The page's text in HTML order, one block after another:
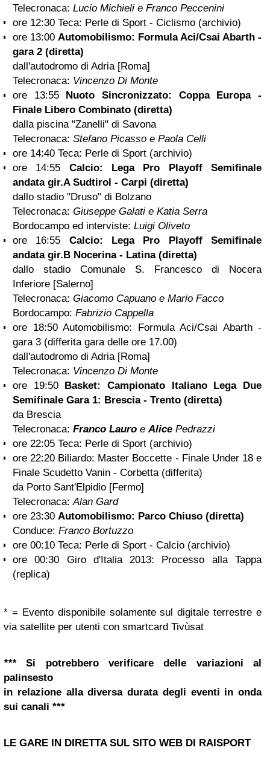
Telecronaca: Lucio Michieli e Franco Peccenini
ore 12:30 Teca: Perle di Sport - Ciclismo (archivio)
ore 13:00 Automobilismo: Formula Aci/Csai Abarth -
gara 2 (diretta)
dall'autodromo di Adria [Roma]
Telecronaca: Vincenzo Di Monte
ore 13:55 Nuoto Sincronizzato: Coppa Europa -
Finale Libero Combinato (diretta)
dalla piscina "Zanelli" di Savona
Telecronaca: Stefano Picasso e Paola Celli
ore 14:40 Teca: Perle di Sport (archivio)
ore 14:55 Calcio: Lega Pro Playoff Semifinale
andata gir.A Sudtirol - Carpi (diretta)
dallo stadio "Druso" di Bolzano
Telecronaca: Giuseppe Galati e Katia Serra
Bordocampo ed interviste: Luigi Oliveto
ore 16:55 Calcio: Lega Pro Playoff Semifinale
andata gir.B Nocerina - Latina (diretta)
dallo stadio Comunale S. Francesco di Nocera
Inferiore [Salerno]
Telecronaca: Giacomo Capuano e Mario Facco
Bordocampo: Fabrizio Cappella
ore 18:50 Automobilismo: Formula Aci/Csai Abarth -
gara 3 (differita gara delle ore 17.00)
dall'autodromo di Adria [Roma]
Telecronaca: Vincenzo Di Monte
ore 19:50Basket: Campionato Italiano Lega Due
Semifinale Gara 1: Brescia - Trento (diretta)
da Brescia
Telecronaca: Franco Lauro eAlice Pedrazzi
ore 22:05 Teca: Perle di Sport (archivio)
ore 22:20 Biliardo: Master Boccette - Finale Under 18 e
Finale Scudetto Vanin - Corbetta (differita)
da Porto Sant'Elpidio [Fermo]
Telecronaca:Alan Gard
ore 23:30 Automobilismo: Parco Chiuso (diretta)
Conduce: Franco Bortuzzo
ore 00:10 Teca: Perle di Sport - Calcio (archivio)
ore 00:30 Giro d'Italia 2013: Processo alla Tappa
(replica)
* = Evento disponibile solamente sul digitale terrestre e
via satellite per utenti con smartcard Tivùsat
***Si potrebbero verificare delle variazioni al
palinsesto
in relazione alla diversa durata degli eventi in onda
sui canali ***
LE GARE IN DIRETTA SUL SITO WEB DI RAISPORT